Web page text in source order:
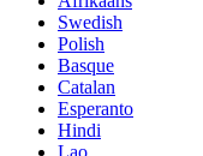
Swedish
Polish
Basque
Catalan
Esperanto
Hindi
Lao